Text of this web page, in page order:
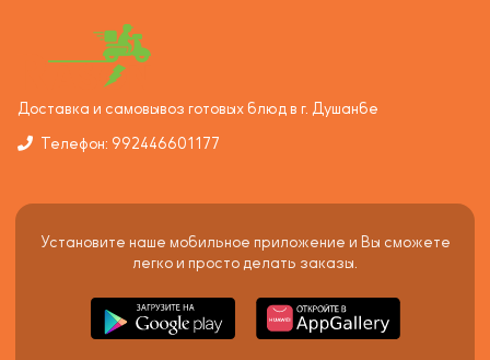
Доставка и самовывоз готовых блюд в г. Душанбе
Телефон: 992446601177
Установите наше мобильное приложение и Вы сможете
легко и просто делать заказы.